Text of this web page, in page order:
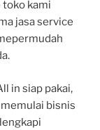
toko kami
jasa service
in siap pakai,
bisnis